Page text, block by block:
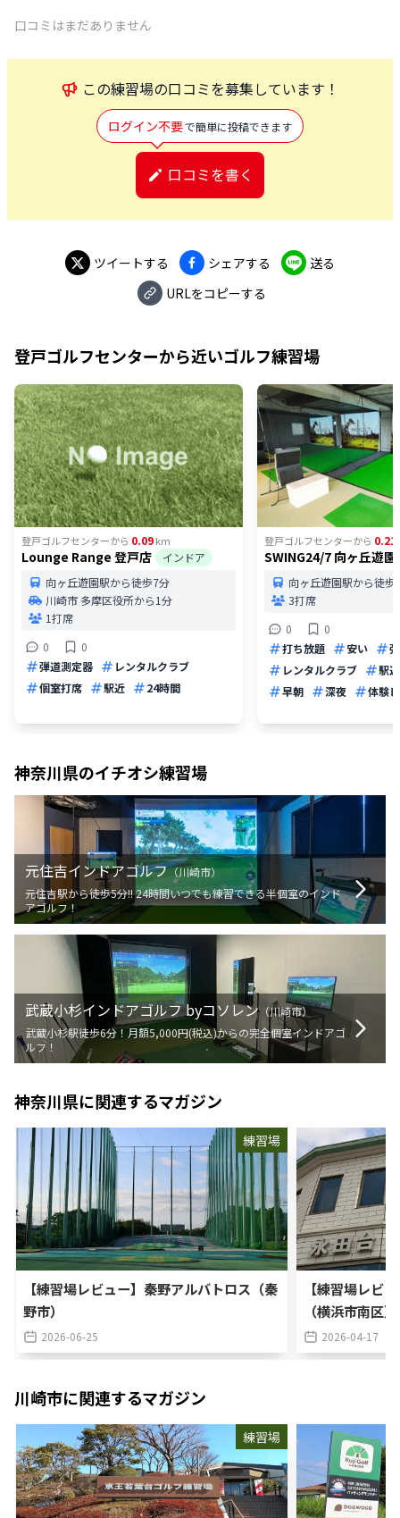
口コミはまだありません
この練習場の口コミを募集しています！
ログイン不要で簡単に投稿できます
口コミを書く
ツイートする シェアする
送る
URLをコピーする
登戸ゴルフセンターから近いゴルフ練習場
登戸ゴルフセンターから 0.09km
Lounge Range 登戸店
インドア
向ヶ丘遊園駅から徒歩7分
川崎市 多摩区役所から1分
1打席
0
0
弾道測定器
レンタルクラブ
個室打席
駅近 24時間
登戸ゴルフセンターから 0.21
SWING24/7 向ヶ丘遊園
向ヶ丘遊園駅から徒歩
3打席
0
0
打ち放題
安い
レンタルクラブ
駅近
早朝
深夜 体験
神奈川県のイチオシ練習場
元住吉インドアゴルフ（川崎市）
元住吉駅から徒歩5分!! 24時間いつでも練習できる半個室のインド
アゴルフ！
武蔵小杉インドアゴルフ byコソレン（川崎市）
武蔵小杉駅徒歩6分！月額5,000円(税込)からの完全個室インドアゴ
ルフ！
神奈川県に関連するマガジン
練習場
【練習場レビュー】秦野アルバトロス（秦
野市）
2026-06-25
【練習場レビ
（横浜市南区）
2026-04-17
川崎市に関連するマガジン
練習場